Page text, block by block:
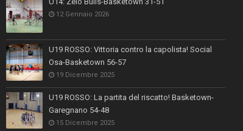
12 Gennaio 2026
U19 ROSSO: Vittoria contro la capolista! Social
Osa-Basketown 56-57
19 Dicembre 2025
U19 ROSSO: La partita del riscatto! Basketown-
Garegnano 54-48
15 Dicembre 2025